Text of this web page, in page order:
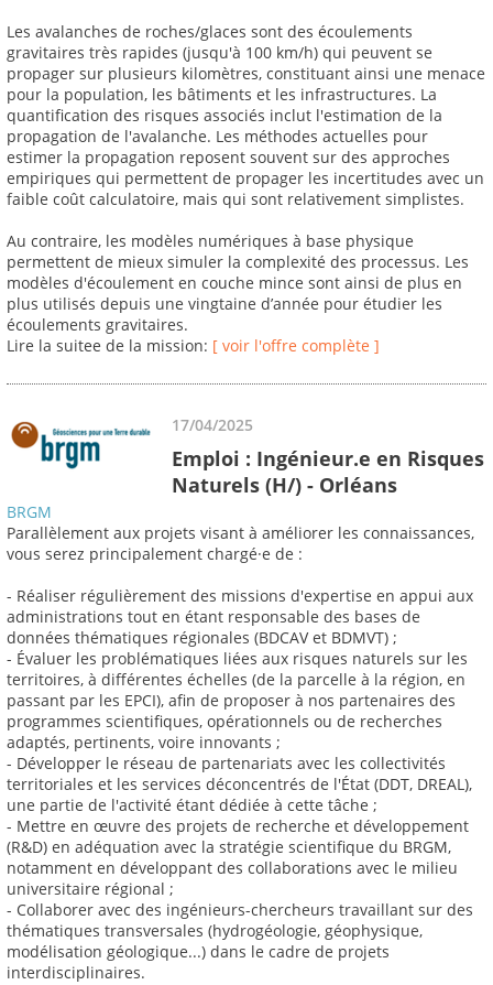
Les avalanches de roches/glaces sont des écoulements
gravitaires très rapides (jusqu'à 100 km/h) qui peuvent se
propager sur plusieurs kilomètres, constituant ainsi une menace
pour la population, les bâtiments et les infrastructures. La
quantification des risques associés inclut l'estimation de la
propagation de l'avalanche. Les méthodes actuelles pour
estimer la propagation reposent souvent sur des approches
empiriques qui permettent de propager les incertitudes avec un
faible coût calculatoire, mais qui sont relativement simplistes.
Au contraire, les modèles numériques à base physique
permettent de mieux simuler la complexité des processus. Les
modèles d'écoulement en couche mince sont ainsi de plus en
plus utilisés depuis une vingtaine d’année pour étudier les
écoulements gravitaires.
Lire la suitee de la mission: [ voir l'offre complète ]
17/04/2025
Emploi : Ingénieur.e en Risques
Naturels (H/) - Orléans
BRGM
Parallèlement aux projets visant à améliorer les connaissances,
vous serez principalement chargé·e de :
- Réaliser régulièrement des missions d'expertise en appui aux
administrations tout en étant responsable des bases de
données thématiques régionales (BDCAV et BDMVT) ;
- Évaluer les problématiques liées aux risques naturels sur les
territoires, à différentes échelles (de la parcelle à la région, en
passant par les EPCI), afin de proposer à nos partenaires des
programmes scientifiques, opérationnels ou de recherches
adaptés, pertinents, voire innovants ;
- Développer le réseau de partenariats avec les collectivités
territoriales et les services déconcentrés de l'État (DDT, DREAL),
une partie de l'activité étant dédiée à cette tâche ;
- Mettre en œuvre des projets de recherche et développement
(R&D) en adéquation avec la stratégie scientifique du BRGM,
notamment en développant des collaborations avec le milieu
universitaire régional ;
- Collaborer avec des ingénieurs-chercheurs travaillant sur des
thématiques transversales (hydrogéologie, géophysique,
modélisation géologique...) dans le cadre de projets
interdisciplinaires.